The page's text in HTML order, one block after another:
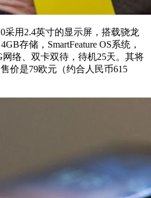
用2.4英寸的显示屏，搭载骁龙
存储，SmartFeature OS系统，
络、双卡双待，待机25天。其将
价是79欧元（约合人民币615